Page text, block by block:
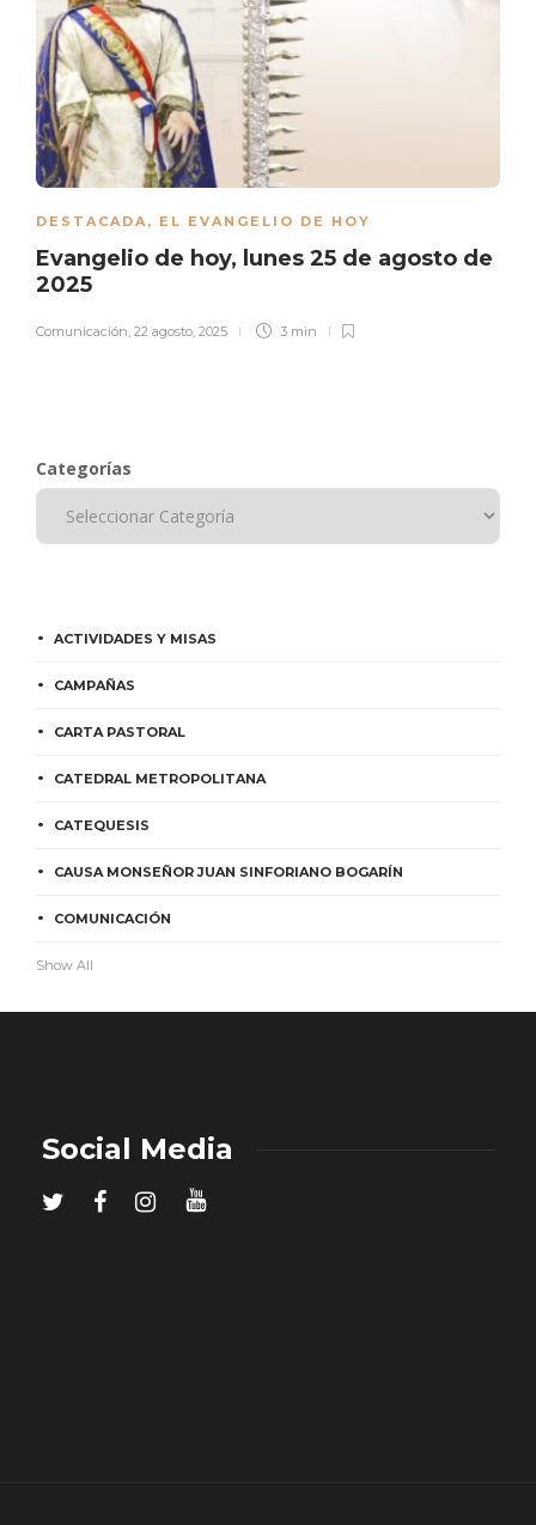
DESTACADA, EL EVANGELIO DE HOY
Evangelio de hoy, lunes 25 de agosto de
2025
Comunicación, 22 agosto, 2025 3 min
Categorías
ACTIVIDADES Y MISAS
CAMPAÑAS
CARTA PASTORAL
CATEDRAL METROPOLITANA
CATEQUESIS
CAUSA MONSEÑOR JUAN SINFORIANO BOGARÍN
COMUNICACIÓN
Show All
Social Media